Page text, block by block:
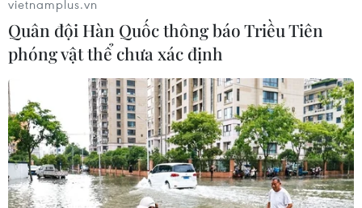
Đây là vụ việc đầu tiên kiểu này giữa Mỹ và
Trung Quốc trong những năm gần đây. Giới
quan sát cho rằng vụ việc có thể sẽ châm ngòi
căng thẳng giữa hai bên.
vVụ việc diễn ra trong bối cảnh Tổng thống đắc
cử Mỹ Donald Trump mới đây tuyên bố trên
trang mạng cá nhân rằng ông sẽ cứng rắn với
những hành động quân sự hóa của Trung Quốc
vietnamplus.vn
Quân đội Hàn Quốc thông báo Triều Tiên
phóng vật thể chưa xác định